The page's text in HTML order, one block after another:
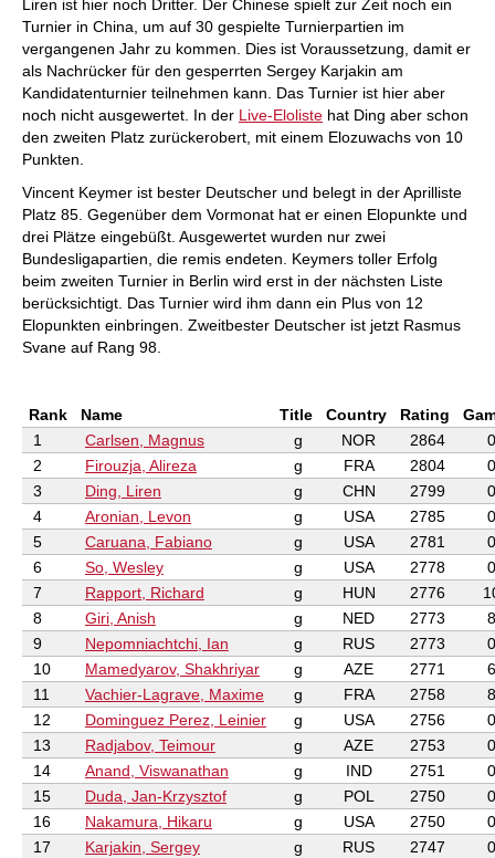
Liren ist hier noch Dritter. Der Chinese spielt zur Zeit noch ein
Turnier in China, um auf 30 gespielte Turnierpartien im
vergangenen Jahr zu kommen. Dies ist Voraussetzung, damit er
als Nachrücker für den gesperrten Sergey Karjakin am
Kandidatenturnier teilnehmen kann. Das Turnier ist hier aber
noch nicht ausgewertet. In der Live-Eloliste hat Ding aber schon
den zweiten Platz zurückerobert, mit einem Elozuwachs von 10
Punkten.
Vincent Keymer ist bester Deutscher und belegt in der Aprilliste
Platz 85. Gegenüber dem Vormonat hat er einen Elopunkte und
drei Plätze eingebüßt. Ausgewertet wurden nur zwei
Bundesligapartien, die remis endeten. Keymers toller Erfolg
beim zweiten Turnier in Berlin wird erst in der nächsten Liste
berücksichtigt. Das Turnier wird ihm dann ein Plus von 12
Elopunkten einbringen. Zweitbester Deutscher ist jetzt Rasmus
Svane auf Rang 98.
Rank Name Title Country Rating
1
Carlsen, Magnus g NOR 2864
0
2
Firouzja, Alireza g FRA 2804
0
3
Ding, Liren g CHN 2799
0
4
Aronian, Levon g USA 2785
0
5
Caruana, Fabiano g USA 2781
0
6
So, Wesley g USA 2778
0
7
Rapport, Richard g HUN 2776
8
Giri, Anish g NED 2773
8
9
Nepomniachtchi, Ian g RUS 2773
0
10
Mamedyarov, Shakhriyar g AZE 2771
6
11
Vachier-Lagrave, Maxime g FRA 2758
8
12
Dominguez Perez, Leinier g USA 2756
0
13
Radjabov, Teimour g AZE 2753
0
14
Anand, Viswanathan g IND 2751
0
15
Duda, Jan-Krzysztof g POL 2750
0
16
Nakamura, Hikaru g USA 2750
0
17
Karjakin, Sergey g RUS 2747
0